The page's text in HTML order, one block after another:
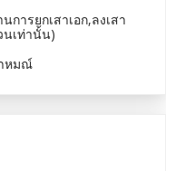
นการยกเสาเอก,ลงเสา
นเท่านั้น)
หมณ์